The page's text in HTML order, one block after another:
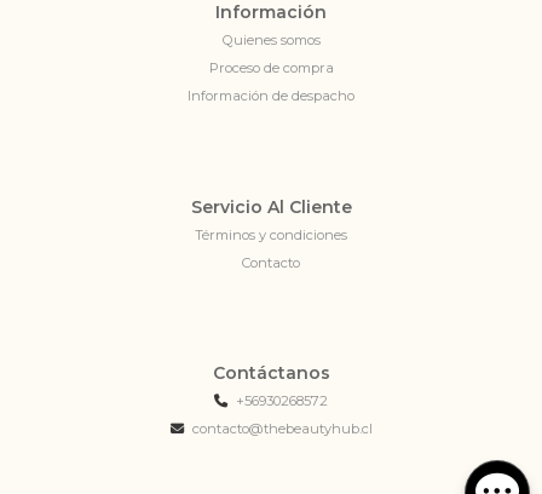
Información
Quienes somos
Proceso de compra
Información de despacho
Servicio Al Cliente
Términos y condiciones
Contacto
Contáctanos
+56930268572
contacto@thebeautyhub.cl